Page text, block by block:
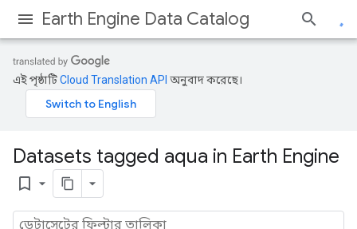
Earth Engine Data Catalog
এই পৃষ্ঠাটিCloud Translation API অনুবাদ করেছে।
Datasets tagged aqua in Earth Engine
bookmark_border